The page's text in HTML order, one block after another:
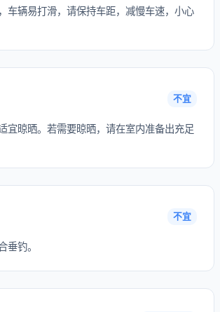
车辆易打滑，请保持车距，减慢车速，小心
不宜
宜晾晒。若需要晾晒，请在室内准备出充足
不宜
垂钓。